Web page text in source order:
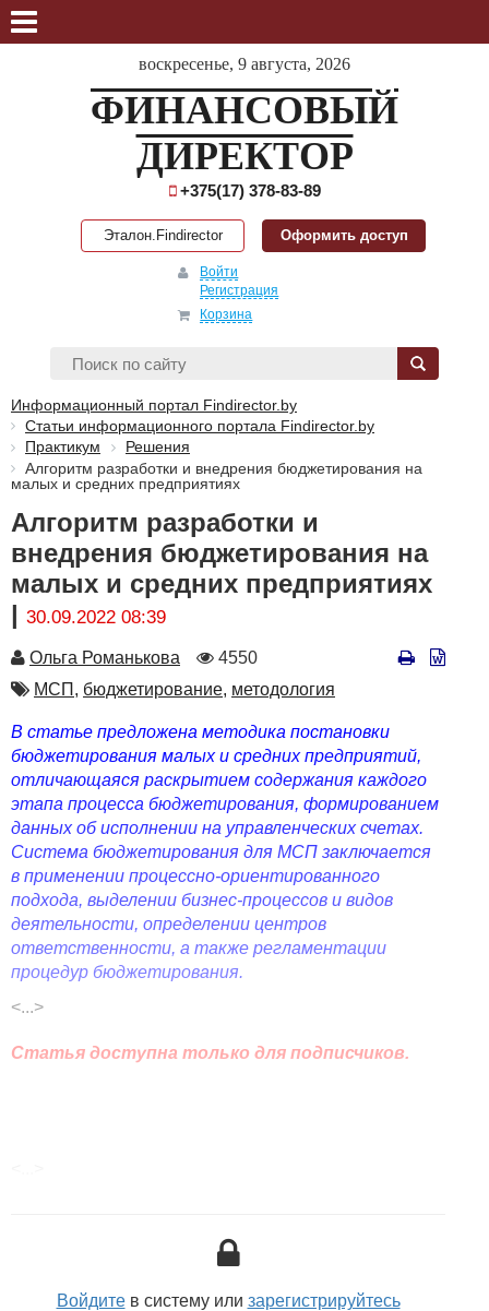
воскресенье, 9 августа, 2026
ФИНАНСОВЫЙ
ДИРЕКТОР
+375(17) 378-83-89
Эталон.Findirector Оформить доступ
Войти
Регистрация
Корзина
Информационный портал Findirector.by
Статьи информационного портала Findirector.by
Практикум
Решения
Алгоритм разработки и внедрения бюджетирования на
малых и средних предприятиях
Алгоритм разработки и
внедрения бюджетирования на
малых и средних предприятиях
| 30.09.2022 08:39
Автор
Ольга Романькова
Количество
4550
Автор
МСП, бюджетирование, методология
В статье предложена методика постановки
бюджетирования малых и средних предприятий,
отличающаяся раскрытием содержания каждого
этапа процесса бюджетирования, формированием
данных об исполнении на управленческих счетах.
Система бюджетирования для МСП заключается
в применении процессно-ориентированного
подхода, выделении бизнес-процессов и видов
деятельности, определении центров
ответственности, а также регламентации
процедур бюджетирования.
<...>
Статья доступна только для подписчиков.
Войдитев систему или зарегистрируйтесь